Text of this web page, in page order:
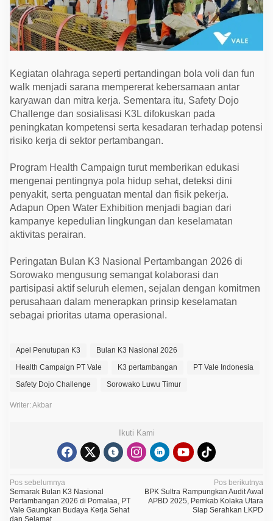
Kegiatan olahraga seperti pertandingan bola voli dan fun
walk menjadi sarana mempererat kebersamaan antar
karyawan dan mitra kerja. Sementara itu, Safety Dojo
Challenge dan sosialisasi K3L difokuskan pada
peningkatan kompetensi serta kesadaran terhadap potensi
risiko kerja di sektor pertambangan.
Program Health Campaign turut memberikan edukasi
mengenai pentingnya pola hidup sehat, deteksi dini
penyakit, serta penguatan mental dan fisik pekerja.
Adapun Open Water Exhibition menjadi bagian dari
kampanye kepedulian lingkungan dan keselamatan
aktivitas perairan.
Peringatan Bulan K3 Nasional Pertambangan 2026 di
Sorowako mengusung semangat kolaborasi dan
partisipasi aktif seluruh elemen, sejalan dengan komitmen
perusahaan dalam menerapkan prinsip keselamatan
sebagai prioritas utama operasional.
Apel Penutupan K3
Bulan K3 Nasional 2026
Health Campaign PT Vale
K3 pertambangan
PT Vale Indonesia
Safety Dojo Challenge
Sorowako Luwu Timur
Writer: Akbar
Ikuti Kami
N
a
v
Pos sebelumnya
Semarak Bulan K3 Nasional
Pertambangan 2026 di Pomalaa, PT
Vale Gaungkan Budaya Kerja Sehat
dan Selamat
Pos berikutnya
BPK Sultra Rampungkan Audit Awal
APBD 2025, Pemkab Kolaka Utara
Siap Serahkan LKPD